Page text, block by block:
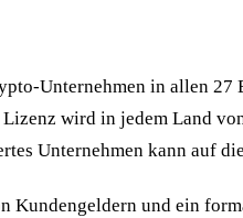
Unternehmen in allen
wird in jedem Land
Unternehmen kann auf
Kundengeldern und ein